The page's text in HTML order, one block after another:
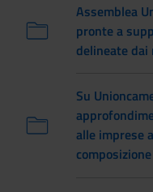
Assemblea
pronte a
delineate dai
Su
alle imprese